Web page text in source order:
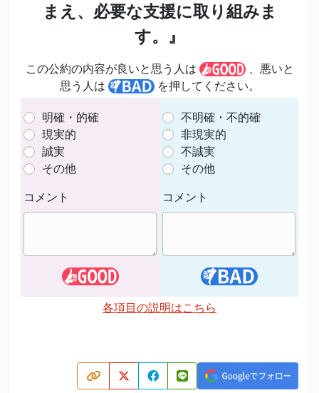
まえ、必要な支援に取り組みま
す。』
この公約の内容が良いと思う人は
、悪いと
思う人は
を押してください。
明確・的確
現実的
誠実
その他
コメント
不明確・不的確
非現実的
不誠実
その他
コメント
各項目の説明はこちら